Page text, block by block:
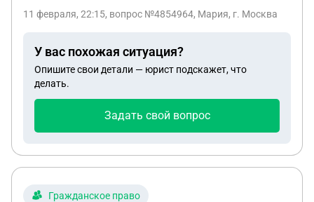
его выписать
11 февраля, 22:15, вопрос №4854964, Мария, г. Москва
У вас похожая ситуация?
Опишите свои детали — юрист подскажет, что
делать.
Задать свой вопрос
Гражданское право